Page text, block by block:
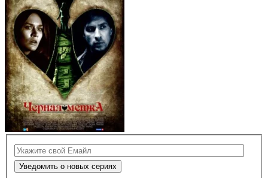
Уведомить о новых сериях